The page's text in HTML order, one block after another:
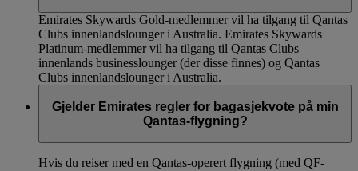
Emirates Skywards Gold-medlemmer vil ha tilgang til Qantas
Clubs innenlandslounger i Australia. Emirates Skywards
Platinum-medlemmer vil ha tilgang til Qantas Clubs
innenlands businesslounger (der disse finnes) og Qantas
Clubs innenlandslounger i Australia.
Gjelder Emirates regler for bagasjekvote på min
Qantas-flygning?
Hvis du reiser med en Qantas-operert flygning (med QF-